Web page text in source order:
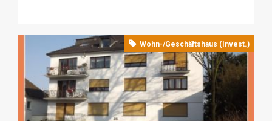
Wohn-/Geschäftshaus (Invest.)